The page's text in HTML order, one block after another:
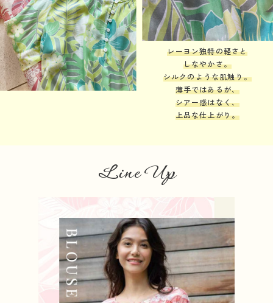
レーヨン独特の軽さと
しなやかさ。
シルクのような肌触り。
薄手ではあるが、
シアー感はなく、
上品な仕上がり。
Line Up